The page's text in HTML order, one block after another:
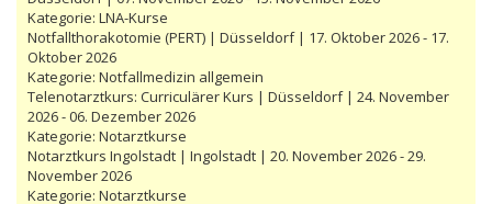
Kategorie: LNA-Kurse
Notfallthorakotomie (PERT) | Düsseldorf | 17. Oktober 2026 - 17.
Oktober 2026
Kategorie: Notfallmedizin allgemein
Telenotarztkurs: Curriculärer Kurs | Düsseldorf | 24. November
2026 - 06. Dezember 2026
Kategorie: Notarztkurse
Notarztkurs Ingolstadt | Ingolstadt | 20. November 2026 - 29.
November 2026
Kategorie: Notarztkurse